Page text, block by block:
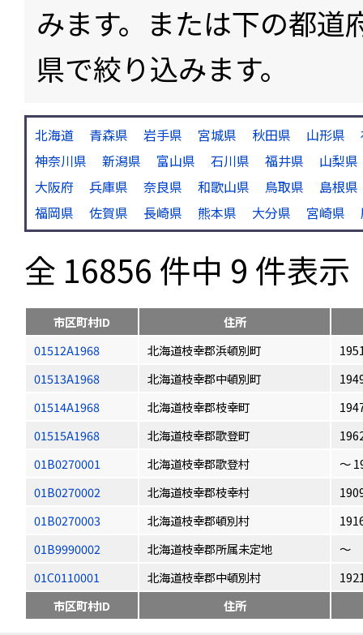
みます。または下の都道
県で絞り込みます。
北海道 青森県 岩手県 宮城県 秋田県 山形県
神奈川県
新潟県 富山県 石川県 福井県
山梨県
大阪府
兵庫県 奈良県 和歌山県 鳥取県
島根県
福岡県
佐賀県 長崎県 熊本県 大分県 宮崎県
全 16856 件中 9 件表示
市区町村ID
住所
01512A1968
北海道枝幸郡浜頓別町
01513A1968
北海道枝幸郡中頓別町
01514A1968
北海道枝幸郡枝幸町
01515A1968
北海道枝幸郡歌登町
01B0270001
北海道枝幸郡歌登村
〜
01B0270002
北海道枝幸郡枝幸村
01B0270003
北海道枝幸郡頓別村
01B9990002
北海道枝幸郡所属未定地
〜
01C0110001
北海道枝幸郡中頓別村
市区町村ID
住所